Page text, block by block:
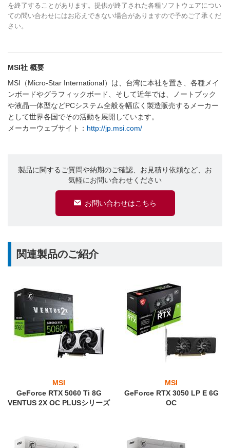
を終了することがあります。提供が終了された各種ソフトウェアについ
ての問い合わせにはお応えできない場合がありますので予めご了承くだ
さい。
MSI社 概要
MSI（Micro-Star International）は、台湾に本社を置き、各種メイ
ンボードやグラフィックボード、そして近年では、ノートブック
や液晶一体型などPCシステム全般を幅広く製造販売するメーカー
として世界各国でその活動を展開しています。
メーカーウェブサイト： http://jp.msi.com/
製品に関するご質問や納期のご確認、お見積り依頼など、お
気軽にお問い合わせください
お問い合わせはこちら
関連製品のご紹介
MSI
GeForce RTX 5060 Ti 8G
VENTUS 2X OC PLUSシリーズ
MSI
GeForce RTX 3050 LP E 6G
OC